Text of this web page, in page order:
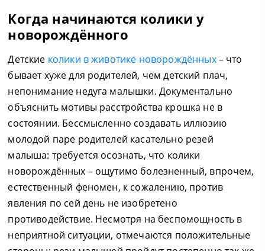
Когда начинаются колики у
новорождённого
Детские колики в животике новорождённых– что
бывает хуже для родителей, чем детский плач,
непонимание недуга малышки. Документально
объяснить мотивы расстройства крошка не в
состоянии. Бессмысленно создавать иллюзию
молодой паре родителей касательно резей
малыша: требуется осознать, что колики
новорождённых – ощутимо болезненный, впрочем,
естественный феномен, к сожалению, против
явления по сей день не изобретено
противодействие. Несмотря на беспомощность в
неприятной ситуации, отмечаются положительные